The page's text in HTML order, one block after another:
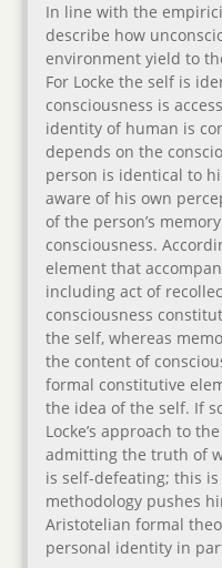
In line with the
describe how
environment yield to
For Locke the self is
consciousness is
identity of human is
depends on the
person is identical to
aware of his own
of the person’s
consciousness.
element that
including act of
consciousness
the self, whereas
the content of
formal constitutive
the idea of the self. If
Locke’s approach to
admitting the truth of
is self-defeating; this is
methodology pushes
Aristotelian formal
personal identity in